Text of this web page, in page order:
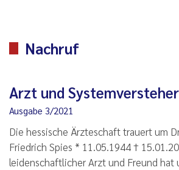
Nachruf
Arzt und Systemversteher
Ausgabe 3/2021
Die hessische Ärzteschaft trauert um
Friedrich Spies * 11.05.1944 †
leidenschaftlicher Arzt und Freund hat